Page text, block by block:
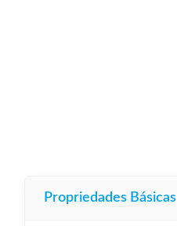
Propriedades Básicas